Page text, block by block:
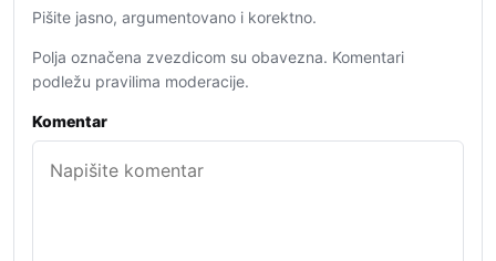
Pišite jasno, argumentovano i korektno.
Polja označena zvezdicom su obavezna. Komentari
podležu pravilima moderacije.
Komentar